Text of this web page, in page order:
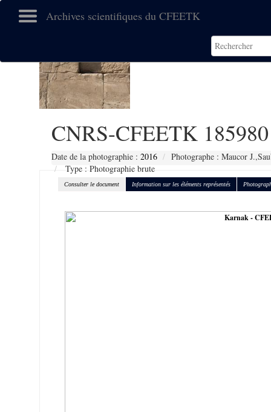
Archives scientifiques du CFEETK
CNRS-CFEETK 185980
Date de la photographie : 2016
Photographe : Maucor
Type : Photographie brute
Consulter le document Information sur les éléments représentés